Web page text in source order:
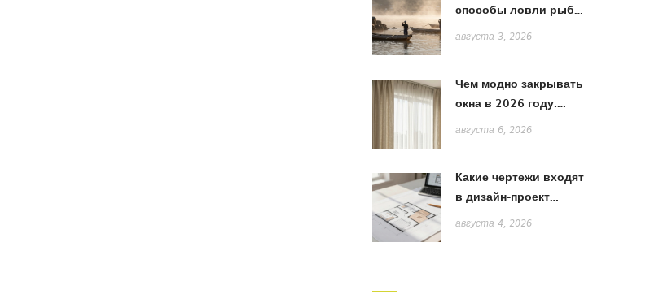
способы ловли рыбы
в Японии: от жаберных
августа 3, 2026
Чем модно закрывать
окна в 2026 году:
тренды штор, жалюзи
августа 6, 2026
Какие чертежи входят
в дизайн-проект
квартиры: полный
августа 4, 2026